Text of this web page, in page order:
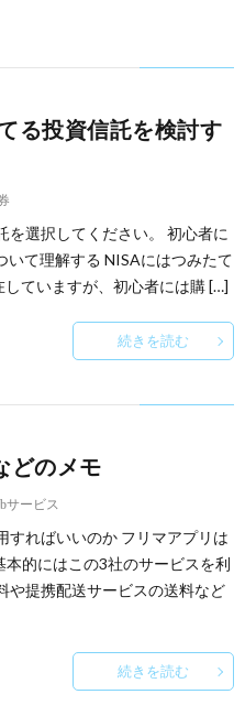
る投資信託を検討す
を選択してください。 初心者に
いて理解する NISAにはつみたて
ていますが、初心者には購 […]
続きを読む
どのメモ
サービス
すればいいのか フリマアプリは
的にはこの3社のサービスを利
や提携配送サービスの送料など
続きを読む